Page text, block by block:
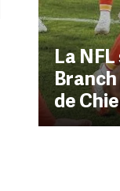
La
de